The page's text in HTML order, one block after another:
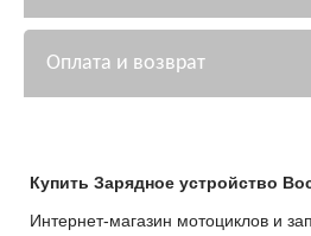
Оплата и возврат
Купить Зарядное устройство
Интернет-магазин мотоциклов и